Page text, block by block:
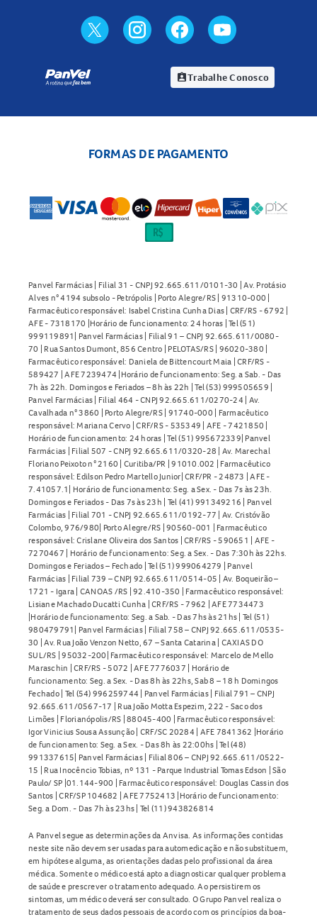
assignment_indTrabalhe Conosco
FORMAS DE PAGAMENTO
Panvel Farmácias | Filial 31 - CNPJ 92.665.611/0101-30 | Av. Protásio
Alves n° 4194 subsolo - Petrópolis | Porto Alegre/RS | 91310-000 |
Farmacêutico responsável: Isabel Cristina Cunha Dias | CRF/RS - 6792 |
AFE - 7318170 |Horário de funcionamento: 24 horas | Tel (51)
999119891| Panvel Farmácias | Filial 91 – CNPJ 92.665.611/0080-
70 | Rua Santos Dumont, 856 Centro | PELOTAS/RS | 96020-380 |
Farmacêutico responsável: Daniela de Bittencourt Maia | CRF/RS -
589427 | AFE 7239474 |Horário de funcionamento: Seg. a Sab. - Das
7h às 22h. Domingos e Feriados – 8h às 22h | Tel (53) 999505659 |
Panvel Farmácias | Filial 464 - CNPJ 92.665.611/0270-24 | Av.
Cavalhada n° 3860 | Porto Alegre/RS | 91740-000 | Farmacêutico
responsável: Mariana Cervo | CRF/RS - 535349 | AFE - 7421850 |
Horário de funcionamento: 24 horas | Tel (51) 995672339| Panvel
Farmácias | Filial 507 - CNPJ 92.665.611/0320-28 | Av. Marechal
Floriano Peixoto n° 2160 | Curitiba/PR | 91010.002 | Farmacêutico
responsável: Edilson Pedro Martello Junior| CRF/PR - 24873 | AFE -
7.41057.1| Horário de funcionamento: Seg. a Sex. - Das 7s às 23h.
Domingos e Feriados - Das 7s às 23h | Tel (41) 991349216 | Panvel
Farmácias | Filial 701 - CNPJ 92.665.611/0192-77 | Av. Cristóvão
Colombo, 976/980| Porto Alegre/RS | 90560-001 | Farmacêutico
responsável: Crislane Oliveira dos Santos | CRF/RS - 590651 | AFE -
7270467 | Horário de funcionamento: Seg. a Sex. - Das 7:30h às 22hs.
Domingos e Feriados – Fechado | Tel (51) 999064279 | Panvel
Farmácias | Filial 739 – CNPJ 92.665.611/0514-05 | Av. Boqueirão –
1721 - Igara | CANOAS /RS | 92.410-350 | Farmacêutico responsável:
Lisiane Machado Ducatti Cunha | CRF/RS - 7962 | AFE 7734473
|Horário de funcionamento: Seg. a Sab. - Das 7hs às 21hs | Tel (51)
980479791| Panvel Farmácias | Filial 758 – CNPJ 92.665.611/0535-
30 | Av. Rua João Venzon Netto, 67 – Santa Catarina | CAXIAS DO
SUL/RS | 95032-200| Farmacêutico responsável: Marcelo de Mello
Maraschin | CRF/RS - 5072 | AFE 7776037 | Horário de
funcionamento: Seg. a Sex. - Das 8h às 22hs, Sab 8 – 18 h Domingos
Fechado | Tel (54) 996259744 | Panvel Farmácias | Filial 791 – CNPJ
92.665.611/0567-17 | Rua João Motta Espezim, 222 - Saco dos
Limões | Florianópolis/RS | 88045-400 | Farmacêutico responsável:
Igor Vinicius Sousa Assunção | CRF/SC 20284 | AFE 7841362 |Horário
de funcionamento: Seg. a Sex. - Das 8h às 22:00hs | Tel (48)
991337615| Panvel Farmácias | Filial 806 – CNPJ 92.665.611/0522-
15 | Rua Inocêncio Tobias, nº 131 - Parque Industrial Tomas Edson | São
Paulo/ SP |01.144-900 | Farmacêutico responsável: Douglas Cassin dos
Santos | CRF/SP 104682 | AFE 7752413 |Horário de funcionamento:
Seg. a Dom. - Das 7h às 23hs | Tel (11) 943826814
A Panvel segue as determinações da Anvisa. As informações contidas
neste site não devem ser usadas para automedicação e não substituem,
em hipótese alguma, as orientações dadas pelo profissional da área
médica. Somente o médico está apto a diagnosticar qualquer problema
de saúde e prescrever o tratamento adequado. Ao persistirem os
sintomas, um médico deverá ser consultado. O Grupo Panvel realiza o
tratamento de seus dados pessoais de acordo com os princípios da boa-